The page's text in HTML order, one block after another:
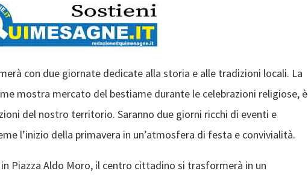
con due giornate dedicate alla storia e alle tradizioni locali. La
mostra mercato del bestiame durante le celebrazioni religiose, è
del nostro territorio. Saranno due giorni ricchi di eventi e
l’inizio della primavera in un’atmosfera di festa e convivialità.
Piazza Aldo Moro, il centro cittadino si trasformerà in un